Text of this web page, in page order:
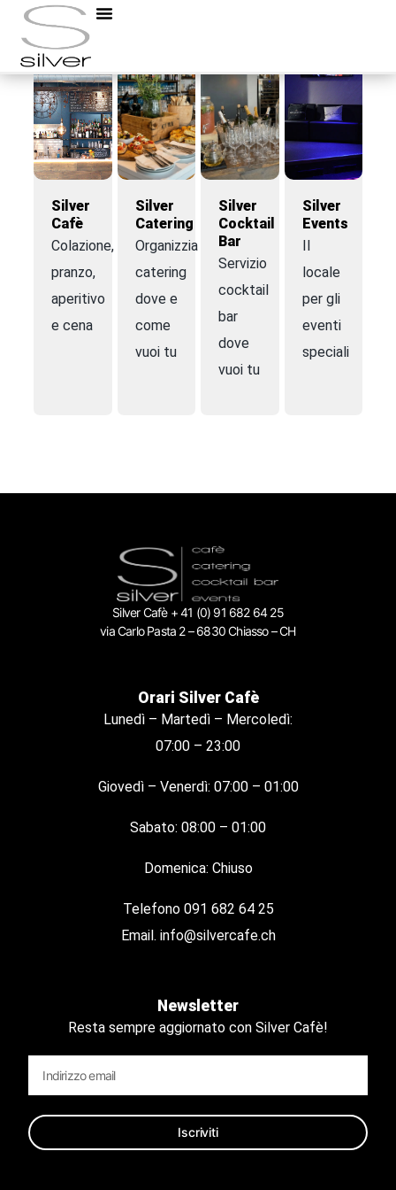
Silver
Cafè
Colazione,
pranzo,
aperitivo
e cena
Silver
Catering
Organizziamo
catering
dove e
come
vuoi tu
Silver
Cocktail
Bar
Servizio
cocktail
bar
dove
vuoi tu
Silver
Events
Il
locale
per gli
eventi
speciali
Silver Cafè + 41 (0) 91 682 64 25
via Carlo Pasta 2 – 6830 Chiasso – CH
Orari Silver Cafè
Lunedì – Martedì – Mercoledì:
07:00 – 23:00
Giovedì – Venerdì: 07:00 – 01:00
Sabato: 08:00 – 01:00
Domenica: Chiuso
Telefono 091 682 64 25
Email. info@silvercafe.ch
Newsletter
Resta sempre aggiornato con Silver Cafè!
Iscriviti